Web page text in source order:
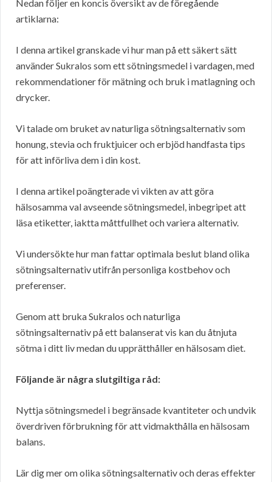
Nedan följer en koncis översikt av de föregående
artiklarna:
I denna artikel granskade vi hur man på ett säkert sätt
använder Sukralos som ett sötningsmedel i vardagen, med
rekommendationer för mätning och bruk i matlagning och
drycker.
Vi talade om bruket av naturliga sötningsalternativ som
honung, stevia och fruktjuicer och erbjöd handfasta tips
för att införliva dem i din kost.
I denna artikel poängterade vi vikten av att göra
hälsosamma val avseende sötningsmedel, inbegripet att
läsa etiketter, iaktta måttfullhet och variera alternativ.
Vi undersökte hur man fattar optimala beslut bland olika
sötningsalternativ utifrån personliga kostbehov och
preferenser.
Genom att bruka Sukralos och naturliga
sötningsalternativ på ett balanserat vis kan du åtnjuta
sötma i ditt liv medan du upprätthåller en hälsosam diet.
Följande är några slutgiltiga råd:
Nyttja sötningsmedel i begränsade kvantiteter och undvik
överdriven förbrukning för att vidmakthålla en hälsosam
balans.
Lär dig mer om olika sötningsalternativ och deras effekter